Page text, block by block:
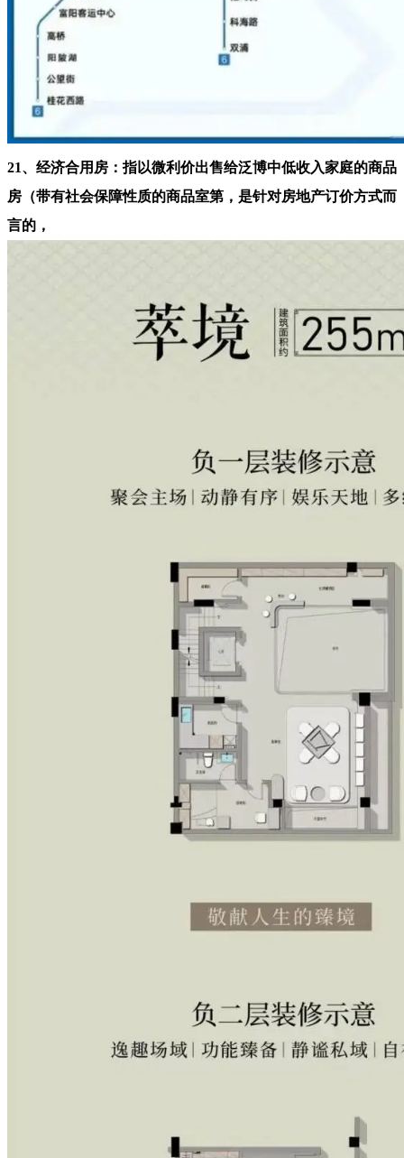
21、经济合用房：指以微利价出售给泛博中低收入家庭的商品
房（带有社会保障性质的商品室第，是针对房地产订价方式而
言的，